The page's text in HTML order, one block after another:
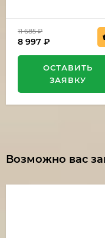
11 685₽
8 997 ₽
ОСТАВИТЬ
ЗАЯВКУ
Возможно вас